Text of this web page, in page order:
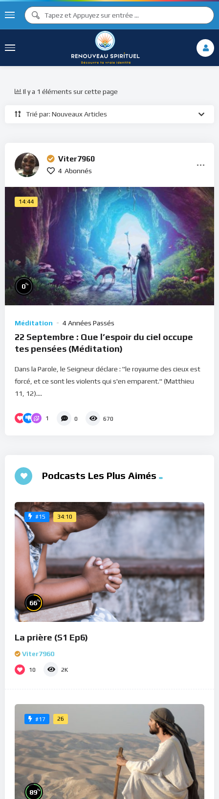
Trié par: Nouveaux Articles
Il y a 1 éléments sur cette page
Viter7960
4 Abonnés
14:44
0%
Méditation 4 Années Passés
22 Septembre : Que l’espoir du ciel occupe
tes pensées (Méditation)
Dans la Parole, le Seigneur déclare : "le royaume des cieux est
forcé, et ce sont les violents qui s'en emparent." (Matthieu
11, 12)....
1 0 670
Podcasts Les Plus Aimés
#15 34:10
66%
La prière (S1 Ep6)
Viter7960
10 2K
#17 26
89%